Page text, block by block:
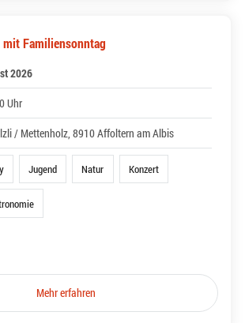
Familiensonntag
2026
Uhr
/ Mettenholz, 8910 Affoltern am Albis
Jugend Natur Konzert
Mehr erfahren